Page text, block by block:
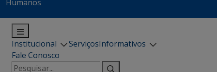
Humanos
Institucional ServiçosInformativos
Fale Conosco
Pesquisar